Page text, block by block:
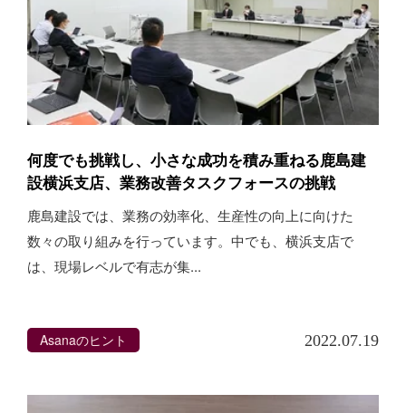
何度でも挑戦し、小さな成功を積み重ねる鹿島建
設横浜支店、業務改善タスクフォースの挑戦
鹿島建設では、業務の効率化、生産性の向上に向けた
数々の取り組みを行っています。中でも、横浜支店で
は、現場レベルで有志が集...
Asanaのヒント 2022.07.19